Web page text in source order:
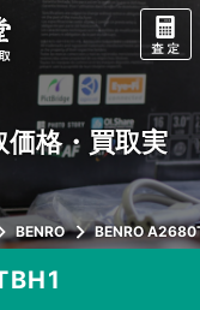
格・買取実
BENRO BENRO